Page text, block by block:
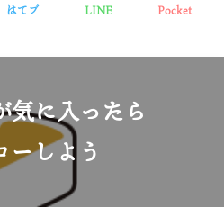
はてブ LINE Pocket
気に入ったら
ーしよう